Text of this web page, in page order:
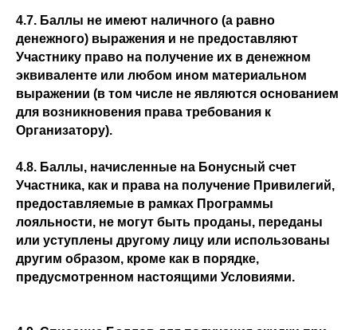
4.7. Баллы не имеют наличного (а равно
денежного) выражения и не предоставляют
Участнику право на получение их в денежном
эквиваленте или любом ином материальном
выражении (в том числе не являются основанием
для возникновения права требования к
Организатору).
4.8. Баллы, начисленные на Бонусный счет
Участника, как и права на получение Привилегий,
предоставляемые в рамках Программы
лояльности, не могут быть проданы, переданы
или уступлены другому лицу или использованы
другим образом, кроме как в порядке,
предусмотренном настоящими Условиями.